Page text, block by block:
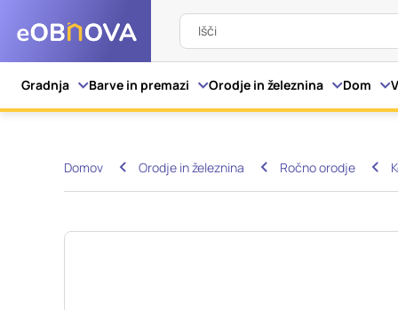
Išči
Gradnja Barve in premazi Orodje in železnina Dom
Domov Orodje in železnina Ročno orodje
Nastavitve
Ko obiščete katero
pa skrbijo, da vaše
razkrivajo
izkušnjo. Nekatere
informacij in